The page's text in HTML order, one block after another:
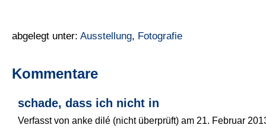
abgelegt unter: Ausstellung, Fotografie
Kommentare
schade, dass ich nicht in
Verfasst von anke dilé (nicht überprüft) am 21. Februar